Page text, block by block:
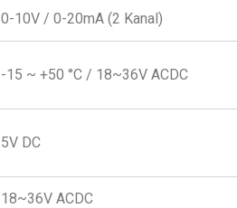
0-10V / 0-20mA (2 Kanal)
-15 ~ +50 °C / 18~36V ACDC
5V DC
18~36V ACDC